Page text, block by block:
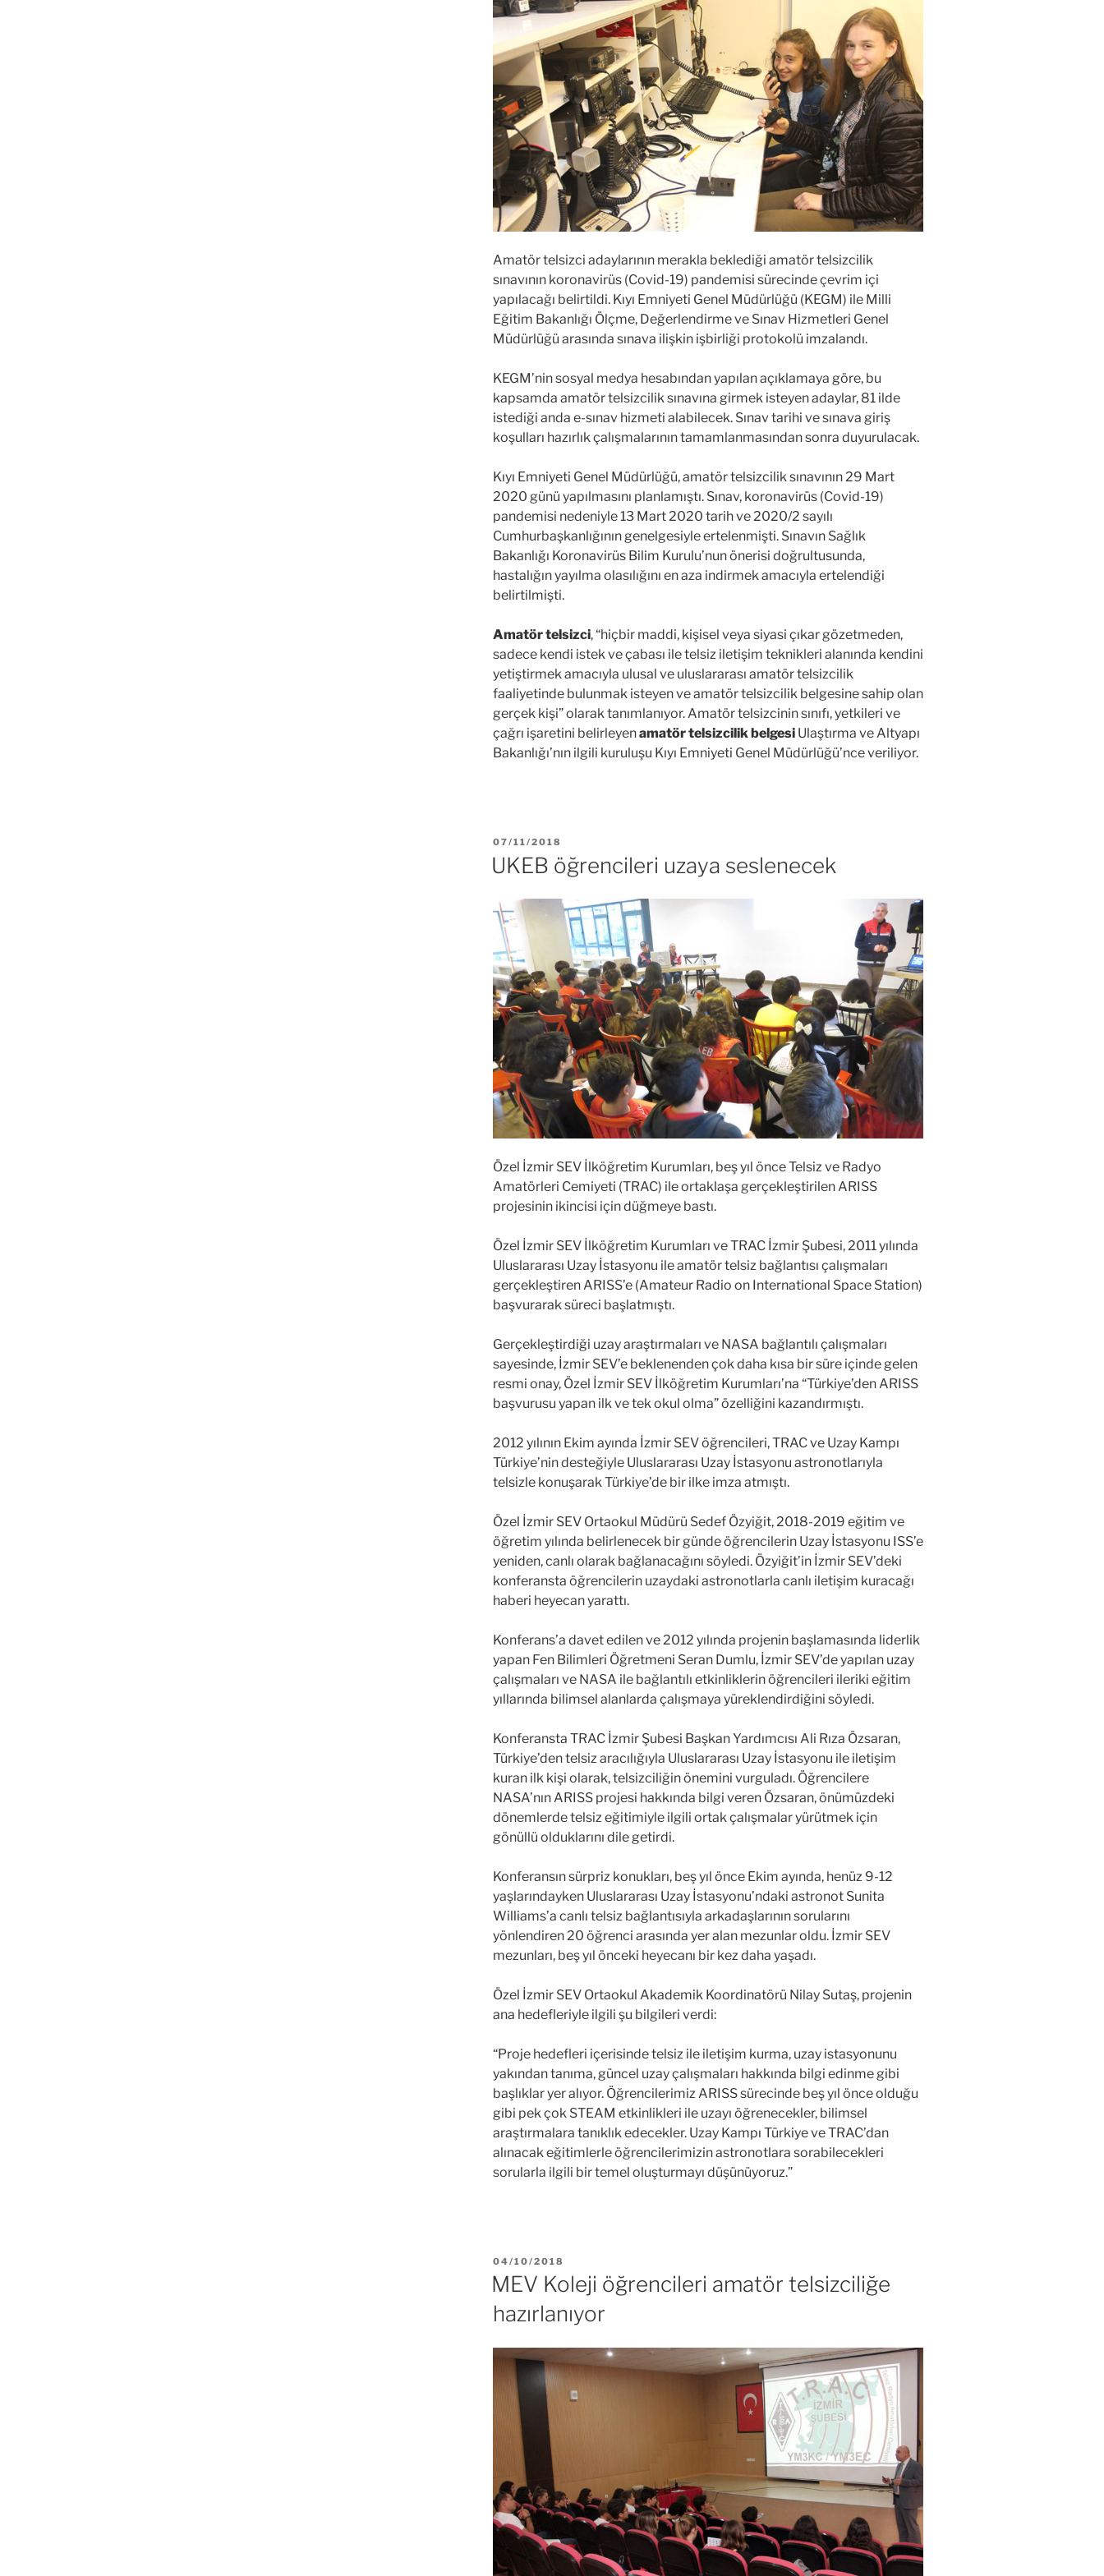
Amatör telsizci adaylarının merakla beklediği amatör telsizcilik
sınavının koronavirüs (Covid-19) pandemisi sürecinde çevrim içi
yapılacağı belirtildi. Kıyı Emniyeti Genel Müdürlüğü (KEGM) ile Milli
Eğitim Bakanlığı Ölçme, Değerlendirme ve Sınav Hizmetleri Genel
Müdürlüğü arasında sınava ilişkin işbirliği protokolü imzalandı.
KEGM’nin sosyal medya hesabından yapılan açıklamaya göre, bu
kapsamda amatör telsizcilik sınavına girmek isteyen adaylar, 81 ilde
istediği anda e-sınav hizmeti alabilecek. Sınav tarihi ve sınava giriş
koşulları hazırlık çalışmalarının tamamlanmasından sonra duyurulacak.
Kıyı Emniyeti Genel Müdürlüğü, amatör telsizcilik sınavının 29 Mart
2020 günü yapılmasını planlamıştı. Sınav, koronavirüs (Covid-19)
pandemisi nedeniyle 13 Mart 2020 tarih ve 2020/2 sayılı
Cumhurbaşkanlığının genelgesiyle ertelenmişti. Sınavın Sağlık
Bakanlığı Koronavirüs Bilim Kurulu’nun önerisi doğrultusunda,
hastalığın yayılma olasılığını en aza indirmek amacıyla ertelendiği
belirtilmişti.
Amatör telsizci, “hiçbir maddi, kişisel veya siyasi çıkar gözetmeden,
sadece kendi istek ve çabası ile telsiz iletişim teknikleri alanında kendini
yetiştirmek amacıyla ulusal ve uluslararası amatör telsizcilik
faaliyetinde bulunmak isteyen ve amatör telsizcilik belgesine sahip olan
gerçek kişi” olarak tanımlanıyor. Amatör telsizcinin sınıfı, yetkileri ve
çağrı işaretini belirleyenamatör telsizcilik belgesiUlaştırma ve Altyapı
Bakanlığı’nın ilgili kuruluşu Kıyı Emniyeti Genel Müdürlüğü’nce veriliyor.
YAYIM
07/11/2018
UKEB öğrencileri uzaya seslenecek
Özel İzmir SEV İlköğretim Kurumları, beş yıl önce Telsiz ve Radyo
Amatörleri Cemiyeti (TRAC) ile ortaklaşa gerçekleştirilen ARISS
projesinin ikincisi için düğmeye bastı.
Özel İzmir SEV İlköğretim Kurumları ve TRAC İzmir Şubesi, 2011 yılında
Uluslararası Uzay İstasyonu ile amatör telsiz bağlantısı çalışmaları
gerçekleştiren ARISS’e (Amateur Radio on International Space Station)
başvurarak süreci başlatmıştı.
Gerçekleştirdiği uzay araştırmaları ve NASA bağlantılı çalışmaları
sayesinde, İzmir SEV’e beklenenden çok daha kısa bir süre içinde gelen
resmi onay, Özel İzmir SEV İlköğretim Kurumları’na “Türkiye’den ARISS
başvurusu yapan ilk ve tek okul olma” özelliğini kazandırmıştı.
2012 yılının Ekim ayında İzmir SEV öğrencileri, TRAC ve Uzay Kampı
Türkiye’nin desteğiyle Uluslararası Uzay İstasyonu astronotlarıyla
telsizle konuşarak Türkiye’de bir ilke imza atmıştı.
Özel İzmir SEV Ortaokul Müdürü Sedef Özyiğit, 2018-2019 eğitim ve
öğretim yılında belirlenecek bir günde öğrencilerin Uzay İstasyonu ISS’e
yeniden, canlı olarak bağlanacağını söyledi. Özyiğit’in İzmir SEV’deki
konferansta öğrencilerin uzaydaki astronotlarla canlı iletişim kuracağı
haberi heyecan yarattı.
Konferans’a davet edilen ve 2012 yılında projenin başlamasında liderlik
yapan Fen Bilimleri Öğretmeni Seran Dumlu, İzmir SEV’de yapılan uzay
çalışmaları ve NASA ile bağlantılı etkinliklerin öğrencileri ileriki eğitim
yıllarında bilimsel alanlarda çalışmaya yüreklendirdiğini söyledi.
Konferansta TRAC İzmir Şubesi Başkan Yardımcısı Ali Rıza Özsaran,
Türkiye’den telsiz aracılığıyla Uluslararası Uzay İstasyonu ile iletişim
kuran ilk kişi olarak, telsizciliğin önemini vurguladı. Öğrencilere
NASA’nın ARISS projesi hakkında bilgi veren Özsaran, önümüzdeki
dönemlerde telsiz eğitimiyle ilgili ortak çalışmalar yürütmek için
gönüllü olduklarını dile getirdi.
Konferansın sürpriz konukları, beş yıl önce Ekim ayında, henüz 9-12
yaşlarındayken Uluslararası Uzay İstasyonu’ndaki astronot Sunita
Williams’a canlı telsiz bağlantısıyla arkadaşlarının sorularını
yönlendiren 20 öğrenci arasında yer alan mezunlar oldu. İzmir SEV
mezunları, beş yıl önceki heyecanı bir kez daha yaşadı.
Özel İzmir SEV Ortaokul Akademik Koordinatörü Nilay Sutaş, projenin
ana hedefleriyle ilgili şu bilgileri verdi:
“Proje hedefleri içerisinde telsiz ile iletişim kurma, uzay istasyonunu
yakından tanıma, güncel uzay çalışmaları hakkında bilgi edinme gibi
başlıklar yer alıyor. Öğrencilerimiz ARISS sürecinde beş yıl önce olduğu
gibi pek çok STEAM etkinlikleri ile uzayı öğrenecekler, bilimsel
araştırmalara tanıklık edecekler. Uzay Kampı Türkiye ve TRAC’dan
alınacak eğitimlerle öğrencilerimizin astronotlara sorabilecekleri
sorularla ilgili bir temel oluşturmayı düşünüyoruz.”
YAYIM
TARIHI
04/10/2018
MEV Koleji öğrencileri amatör telsizciliğe
hazırlanıyor